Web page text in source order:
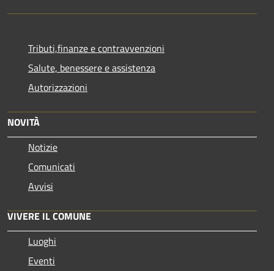
Tributi,finanze e contravvenzioni
Salute, benessere e assistenza
Autorizzazioni
NOVITÀ
Notizie
Comunicati
Avvisi
VIVERE IL COMUNE
Luoghi
Eventi